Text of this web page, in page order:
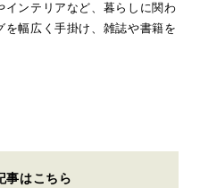
インテリアなど、暮らしに関わ
を幅広く手掛け、雑誌や書籍を
事はこちら